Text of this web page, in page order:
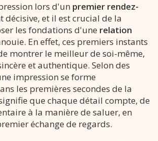
lors d'un premier rendez-
décisive, et il est crucial de la
les fondations d'une relation
En effet, ces premiers instants
montrer le meilleur de soi-même,
et authentique. Selon des
impression se forme
les premières secondes de la
que chaque détail compte, de
à la manière de saluer, en
échange de regards.